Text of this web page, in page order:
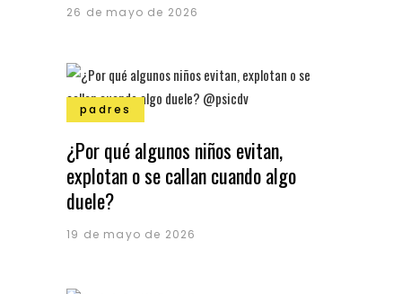
26 de mayo de 2026
padres
¿Por qué algunos niños evitan,
explotan o se callan cuando algo
duele?
19 de mayo de 2026